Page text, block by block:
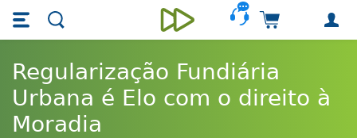
Skip main navigation
Skip to main content
Unieducar
Carrinho de
Regularização Fundiária
Urbana é Elo com o direito à
Moradia